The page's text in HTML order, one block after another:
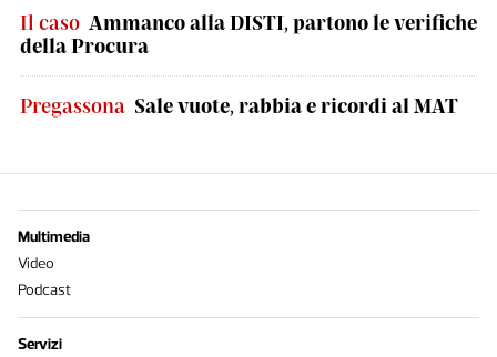
Il caso Ammanco alla DISTI, partono le verifiche
della Procura
Pregassona Sale vuote, rabbia e ricordi al MAT
Multimedia
Video
Podcast
Servizi